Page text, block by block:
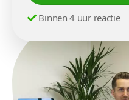
Binnen 4 uur reactie